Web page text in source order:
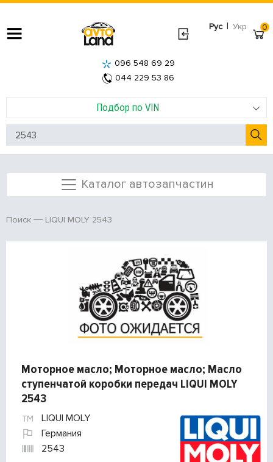
Рус | Укр
Подбор по VIN
096 548 69 29
044 229 53 86
0
Каталог автозапчастин
Поиск LIQUI MOLY 2543
Моторное масло; Моторное масло; Масло
ступенчатой коробки передач LIQUI MOLY
2543
LIQUI MOLY
Германия
2543